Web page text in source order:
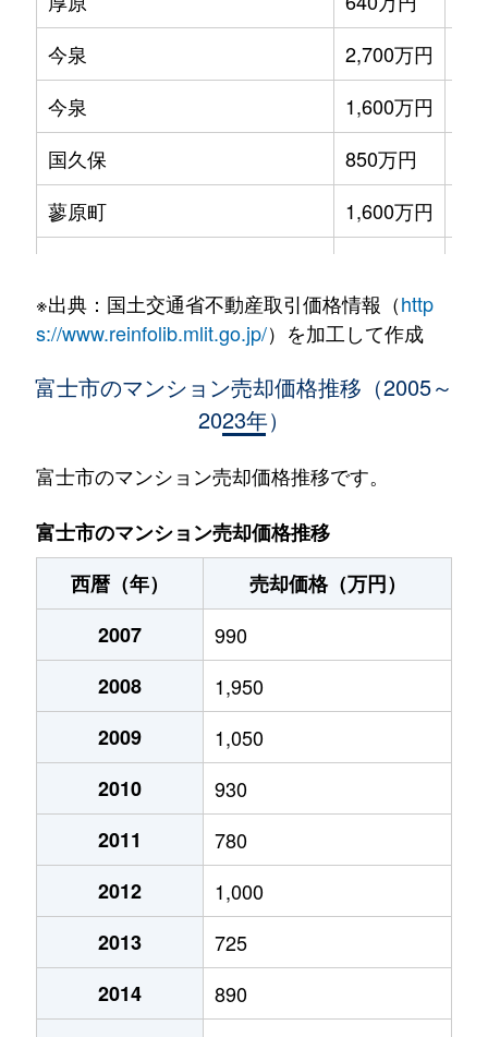
今泉
2,700万円
今泉
1,600万円
国久保
850万円
蓼原町
1,600万円
伝法
550万円
平垣・十兵衛・上横割・下横割
平垣本町
750万円
水戸島
水戸島
980万円
水戸島本町
水戸島本町
水戸島元町
水戸島元町
水戸島元町
水戸島元町
水戸島元町
※出典：国土交通省不動産取引価格情報（http
s://www.reinfolib.mlit.go.jp/）を加工して作成
富士市のマンション売却価格推移（2005～
2023年）
富士市のマンション売却価格推移です。
富士市のマンション売却価格推移
西暦（年）
売却価格（万円）
2007
990
2008
1,950
2009
1,050
2010
930
2011
780
2012
1,000
2013
725
2014
890